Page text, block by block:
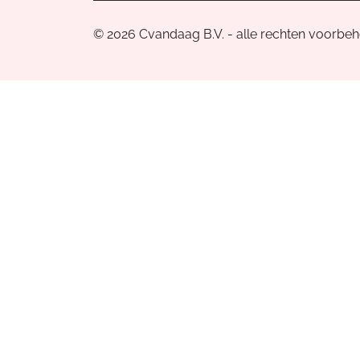
© 2026 Cvandaag B.V. - alle rechten